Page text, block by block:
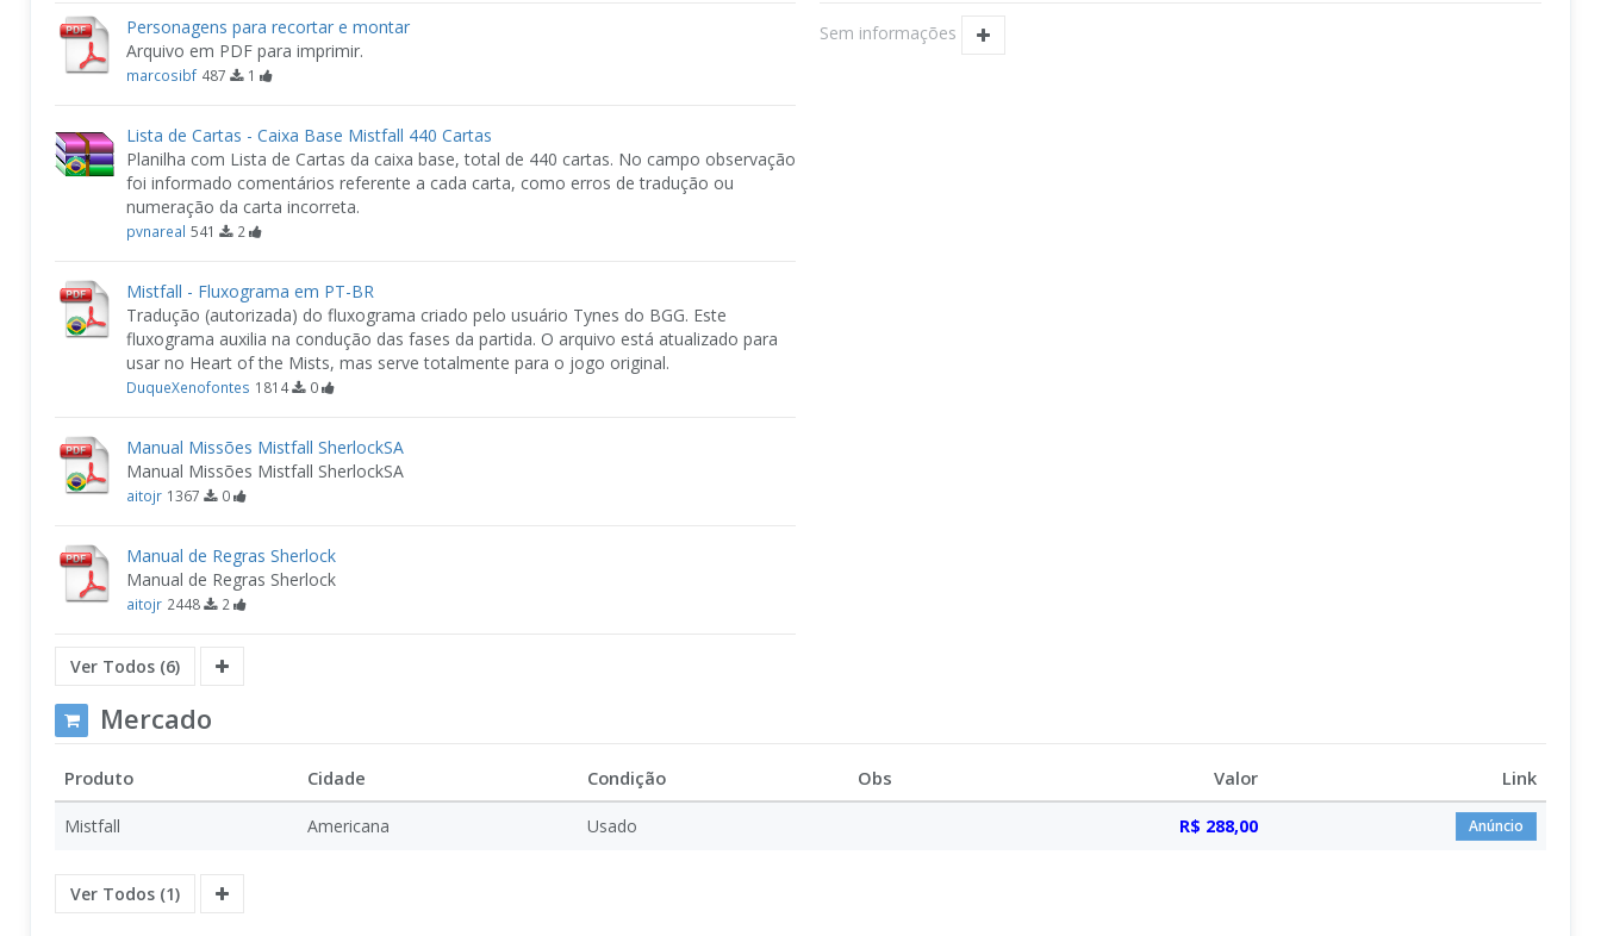
Personagens para recortar e montar
Arquivo em PDF para imprimir.
marcosibf 487 1
Lista de Cartas - Caixa Base Mistfall 440 Cartas
Planilha com Lista de Cartas da caixa base, total de 440 cartas. No campo observação
foi informado comentários referente a cada carta, como erros de tradução ou
numeração da carta incorreta.
pvnareal 541 2
Mistfall - Fluxograma em PT-BR
Tradução (autorizada) do fluxograma criado pelo usuário Tynes do BGG. Este
fluxograma auxilia na condução das fases da partida. O arquivo está atualizado para
usar no Heart of the Mists, mas serve totalmente para o jogo original.
DuqueXenofontes 1814 0
Manual Missões Mistfall SherlockSA
Manual Missões Mistfall SherlockSA
aitojr 1367 0
Manual de Regras Sherlock
Manual de Regras Sherlock
aitojr 2448 2
Ver Todos (6)
Sem informações
Mercado
Produto Cidade Condição Obs Valor Link
Mistfall Americana Usado R$ 288,00 Anúncio
Ver Todos (1)